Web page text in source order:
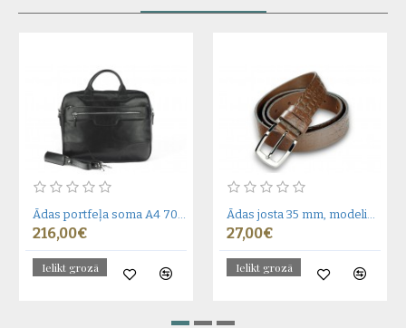
216,00€
Ielikt grozā
27,00€
Ielikt grozā